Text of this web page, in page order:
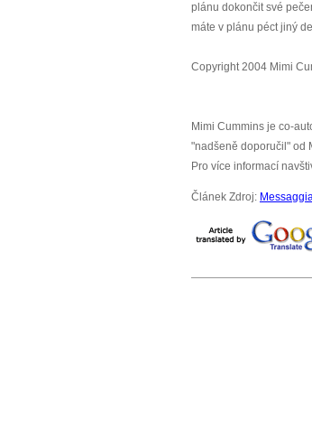
plánu dokončit své
máte v plánu péct jiný
Copyright 2004 Mimi
Mimi Cummins je co-
"nadšeně doporučil" od
Pro více informací
Článek Zdroj: